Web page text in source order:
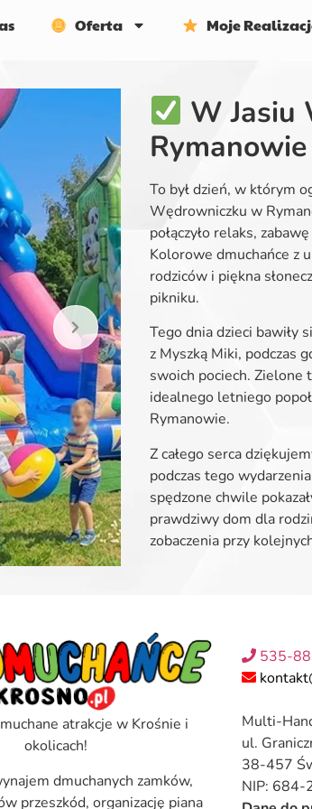
Oferta Moje
W Jasiu
Rymanowie
To był dzień, w którym
Wędrowniczku w
połączyło relaks,
Kolorowe dmuchańce z
rodziców i piękna
pikniku.
Tego dnia dzieci bawiły
z Myszką Miki, podczas
swoich pociech. Zielone
idealnego letniego
Rymanowie.
Z całego serca
podczas tego
spędzone chwile
prawdziwy dom dla
zobaczenia przy
atrakcje w Krośnie i
okolicach!
dmuchanych zamków,
przeszkód, organizację piana
535-
Multi-
ul.
38-457
NIP: